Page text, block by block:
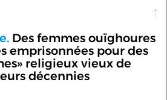
Des femmes ouïghoures
emprisonnées pour des
religieux vieux de
décennies